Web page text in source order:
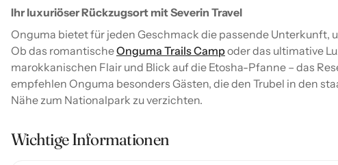
Ihr luxuriöser Rückzugsort mit Severin Travel
Onguma bietet für jeden Geschmack die passende Unterkunft,
Ob das romantischeOnguma Trails Campoder das ultimative
marokkanischen Flair und Blick auf die Etosha-Pfanne – das
empfehlen Onguma besonders Gästen, die den Trubel in den
Nähe zum Nationalpark zu verzichten.
Wichtige Informationen